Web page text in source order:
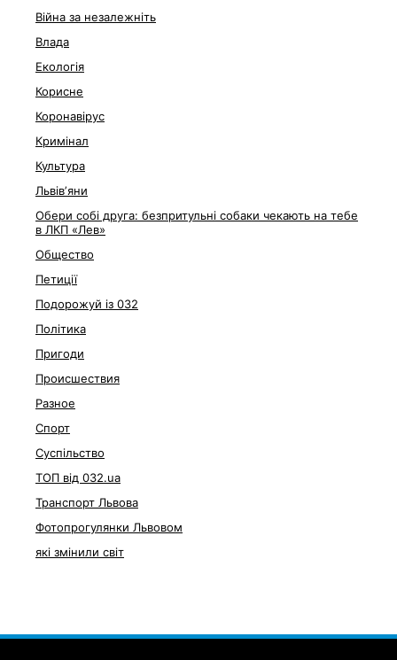
Війна за незалежніть
Влада
Екологія
Корисне
Коронавірус
Кримінал
Культура
Львівʼяни
Обери собі друга: безпритульні собаки чекають на тебе
в ЛКП «Лев»
Общество
Петиції
Подорожуй із 032
Політика
Пригоди
Происшествия
Разное
Спорт
Суспільство
ТОП від 032.ua
Транспорт Львова
Фотопрогулянки Львовом
які змінили світ